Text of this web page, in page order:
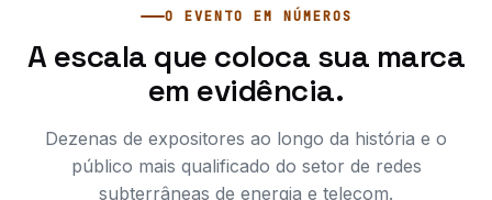
O EVENTO EM NÚMEROS
A escala que coloca sua marca
em evidência.
Dezenas de expositores ao longo da história e o
público mais qualificado do setor de redes
subterrâneas de energia e telecom.